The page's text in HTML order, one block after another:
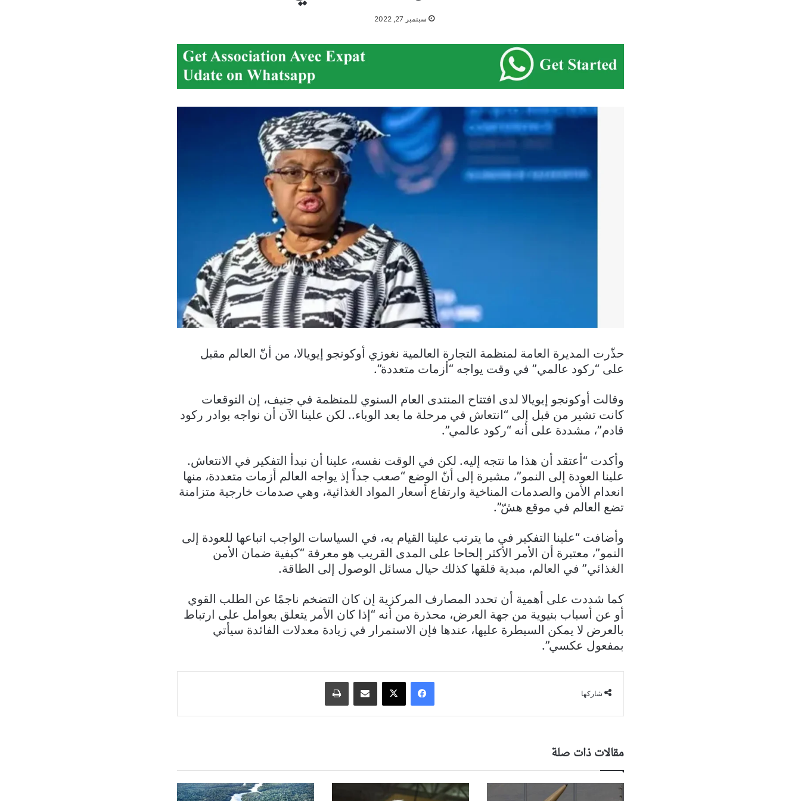
سبتمبر 27, 2022
حذّرت المديرة العامة لمنظمة التجارة العالمية نغوزي أوكونجو إيويالا، من أنّ العالم مقبل
على “ركود عالمي” في وقت يواجه “أزمات متعددة”.
وقالت أوكونجو إيويالا لدى افتتاح المنتدى العام السنوي للمنظمة في جنيف، إن التوقعات
كانت تشير من قبل إلى “انتعاش في مرحلة ما بعد الوباء.. لكن علينا الآن أن نواجه بوادر ركود
قادم”، مشددة على أنه “ركود عالمي”.
وأكدت “أعتقد أن هذا ما نتجه إليه. لكن في الوقت نفسه، علينا أن نبدأ التفكير في الانتعاش.
علينا العودة إلى النمو”، مشيرة إلى أنّ الوضع “صعب جداً إذ يواجه العالم أزمات متعددة، منها
انعدام الأمن والصدمات المناخية وارتفاع أسعار المواد الغذائية، وهي صدمات خارجية متزامنة
تضع العالم في موقع هشّ”.
وأضافت “علينا التفكير في ما يترتب علينا القيام به، في السياسات الواجب اتباعها للعودة إلى
النمو”، معتبرة أن الأمر الأكثر إلحاحا على المدى القريب هو معرفة “كيفية ضمان الأمن
الغذائي” في العالم، مبدية قلقها كذلك حيال مسائل الوصول إلى الطاقة.
كما شددت على أهمية أن تحدد المصارف المركزية إن كان التضخم ناجمًا عن الطلب القوي
أو عن أسباب بنيوية من جهة العرض، محذرة من أنه “إذا كان الأمر يتعلق بعوامل على ارتباط
بالعرض لا يمكن السيطرة عليها، عندها فإن الاستمرار في زيادة معدلات الفائدة سيأتي
بمفعول عكسي”.
شاركها
فيسبوك ‫X مشاركة عبر البريد طباعة
مقالات ذات صلة